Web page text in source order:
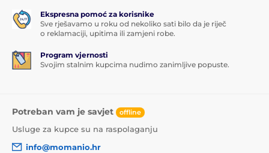
Ekspresna pomoć za korisnike
Sve rješavamo u roku od nekoliko sati bilo da je riječ
o reklamaciji, upitima ili zamjeni robe.
Program vjernosti
Svojim stalnim kupcima nudimo zanimljive popuste.
Potreban vam je savjet offline
Usluge za kupce su na raspolaganju
info@momanio.hr